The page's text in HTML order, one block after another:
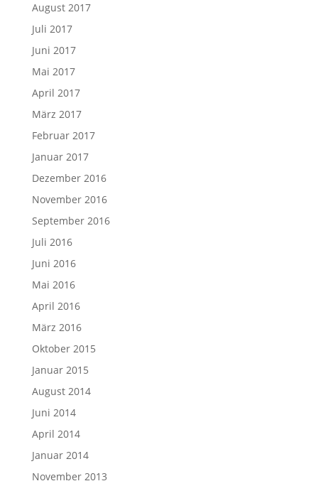
August 2017
Juli 2017
Juni 2017
Mai 2017
April 2017
März 2017
Februar 2017
Januar 2017
Dezember 2016
November 2016
September 2016
Juli 2016
Juni 2016
Mai 2016
April 2016
März 2016
Oktober 2015
Januar 2015
August 2014
Juni 2014
April 2014
Januar 2014
November 2013